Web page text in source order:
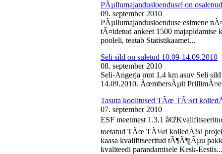
PÃµllumajandusloendusel on
09. september 2010
PÃµllumajandusloenduse esimene
tÃ¤idetud ankeet 1500 majapidamise
pooleli, teatab Statistikaamet...
Seli sild on suletud 10.09-14.09.2010
08. september 2010
Seli-Angerja mnt 1,4 km asuv Seli
14.09.2010. ÃœmbersÃµit
Tasuta koolitused TÃœ TÃ¼ri
07. september 2010
ESF meetmest 1.3.1
toetatud TÃœ TÃ¼ri kolledÅ¾i
kaasa kvalifitseeritud tÃ¶Ã¶jÃµu
kvaliteedi parandamisele Kesk-Eestis...